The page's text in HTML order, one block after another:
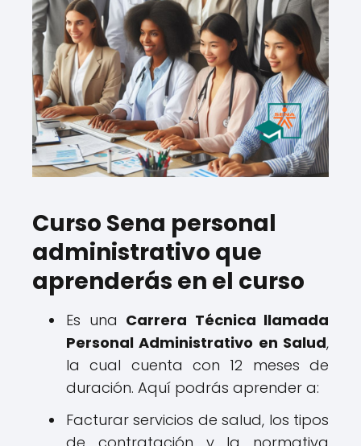
Curso Sena personal
administrativo que
aprenderás en el curso
Es una Carrera Técnica llamada
Personal Administrativo en Salud,
la cual cuenta con 12 meses de
duración. Aquí podrás aprender a:
Facturar servicios de salud, los tipos